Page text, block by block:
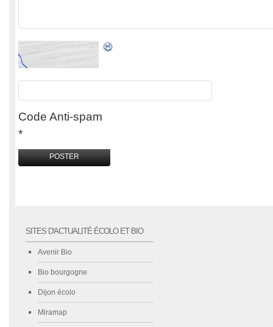
Code Anti-spam
*
SITES D'ACTUALITÉ ÉCOLO ET BIO
Avenir Bio
Bio bourgogne
Dijon écolo
Miramap